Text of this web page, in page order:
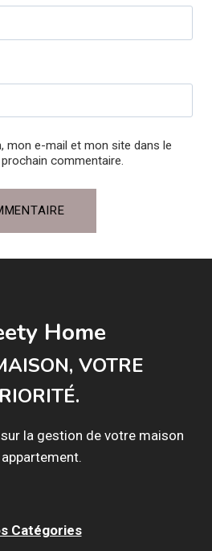
mon e-mail et mon site dans le
commentaire.
Home
VOTRE
la gestion de votre maison
Catégories